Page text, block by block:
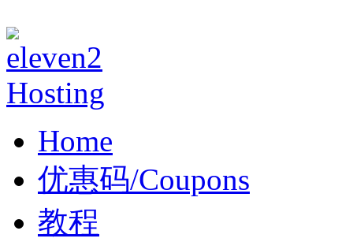
Home
优惠码/Coupons
教程